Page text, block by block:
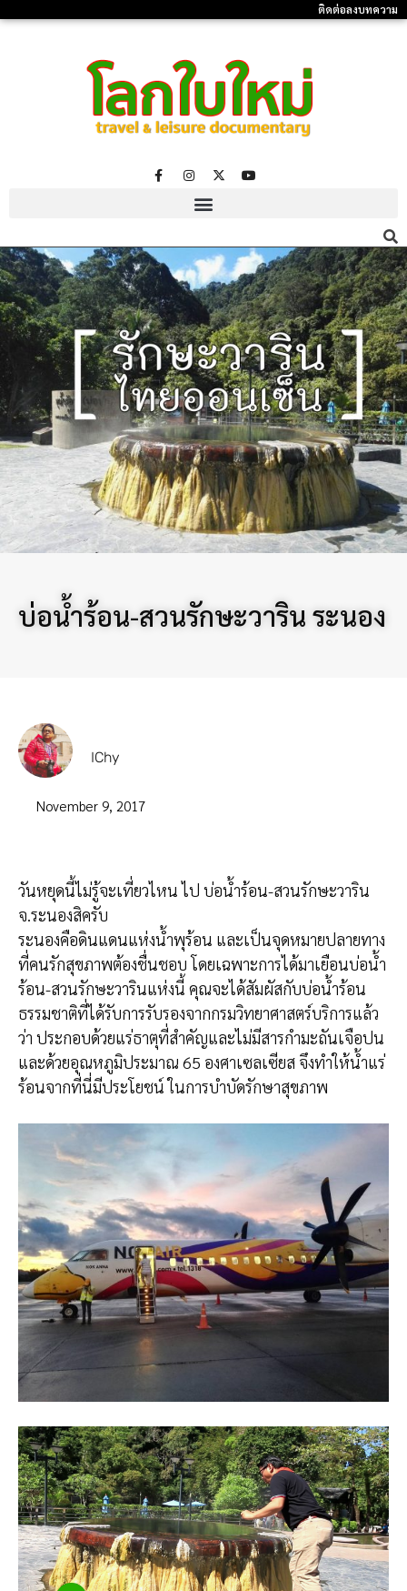
ติดต่อลงบทความ
บ่อน้ำร้อน-สวนรักษะวาริน ระนอง
IChy
November 9, 2017
วันหยุดนี้ไม่รู้จะเที่ยวไหน ไป บ่อน้ำร้อน-สวนรักษะวาริน
จ.ระนองสิครับ
ระนองคือดินแดนแห่งน้ำพุร้อน และเป็นจุดหมายปลายทาง
ที่คนรักสุขภาพต้องชื่นชอบ โดยเฉพาะการได้มาเยือนบ่อน้ำ
ร้อน-สวนรักษะวารินแห่งนี้ คุณจะได้สัมผัสกับบ่อน้ำร้อน
ธรรมชาติที่ได้รับการรับรองจากกรมวิทยาศาสตร์บริการแล้ว
ว่า ประกอบด้วยแร่ธาตุที่สำคัญและไม่มีสารกำมะถันเจือปน
และด้วยอุณหภูมิประมาณ 65 องศาเซลเซียส จึงทำให้น้ำแร่
ร้อนจากที่นี่มีประโยชน์ ในการบำบัดรักษาสุขภาพ